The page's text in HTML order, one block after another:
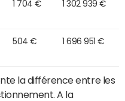
1 704 € 1 302 939 €
504 € 1 696 951 €
la différence entre les
A la